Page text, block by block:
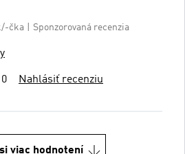
čka
Sponzorovaná recenzia
0 Nahlásiť recenziu
viac hodnotení